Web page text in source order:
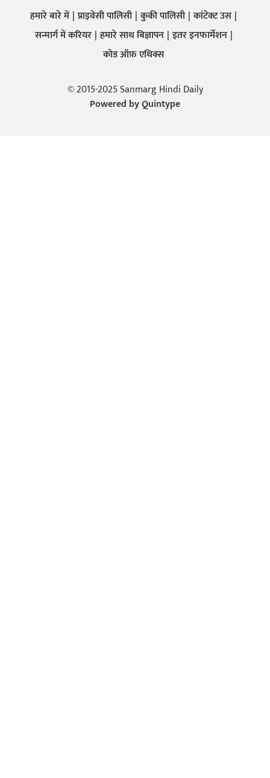
हमारे बारे में प्राइवेसी पालिसी कुकी पालिसी कांटेक्ट उस
सन्मार्ग में करियर हमारे साथ बिज्ञापन इतर इनफार्मेशन
कोड ऑफ़ एथिक्स
© 2015-2025 Sanmarg Hindi Daily
Powered byQuintype